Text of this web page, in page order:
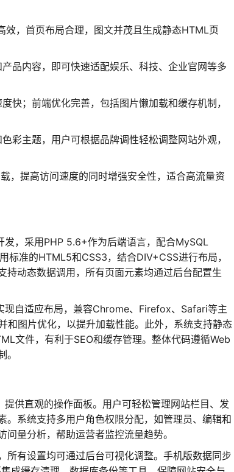
效，首页布局合理，图文并茂且生成静态HTML页
品内容，即可快速适配娱乐、科技、企业官网等多
快；前端优化完善，包括图片懒加载和缓存机制，
彩主题，用户可根据品牌调性轻松调整网站外观，
，提高访问速度的同时增强安全性，适合高流量资
，采用PHP 5.6+作为后端语言，配合MySQL
准的HTML5和CSS3，结合DIV+CSS进行布局，
动态数据调用，所有页面元素均通过后台配置生
自适应布局，兼容Chrome、Firefox、Safari等主
图片优化，以提升加载性能。此外，系统支持静态
文件，有利于SEO和缓存管理。整体代码遵循Web
供直观的操作面板。用户可轻松管理网站栏目、发
。系统支持多用户角色权限分配，如管理员、编辑和
量分析，帮助运营者监控流量趋势。
有设置均可通过后台可视化调整。手机版数据同步